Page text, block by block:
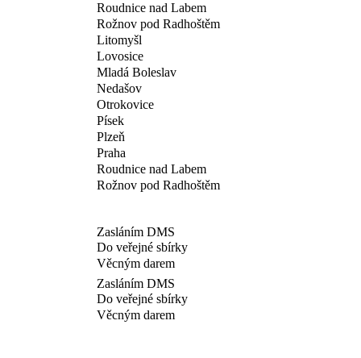
Roudnice nad Labem
Rožnov pod Radhoštěm
Litomyšl
Lovosice
Mladá Boleslav
Nedašov
Otrokovice
Písek
Plzeň
Praha
Roudnice nad Labem
Rožnov pod Radhoštěm
Zasláním DMS
Do veřejné sbírky
Věcným darem
Zasláním DMS
Do veřejné sbírky
Věcným darem